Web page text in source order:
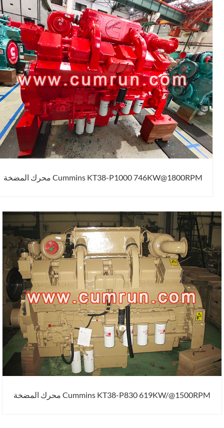
Cummins KT38-P1000 746KW@1800RPM محرك المضخة
Cummins KT38-P830 619KW/@1500RPM محرك المضخة